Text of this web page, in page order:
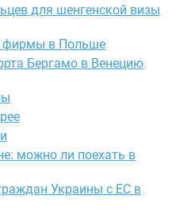
для шенгенской визы
фирмы в Польше
Бергамо в Венецию
можно ли поехать в
Украины с ЕС в